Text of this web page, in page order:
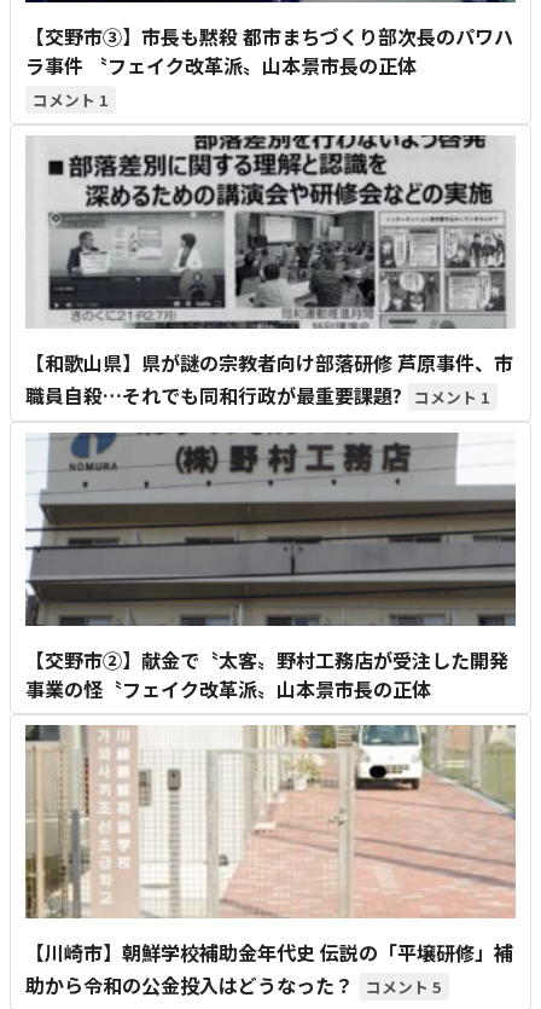
【交野市③】市長も黙殺 都市まちづくり部次長のパワハ
ラ事件 〝フェイク改革派〟山本景市長の正体
1
【和歌山県】県が謎の宗教者向け部落研修 芦原事件、市
職員自殺…それでも同和行政が最重要課題?
1
【交野市②】献金で〝太客〟野村工務店が受注した開発
事業の怪〝フェイク改革派〟山本景市長の正体
【川崎市】朝鮮学校補助金年代史 伝説の「平壌研修」補
助から令和の公金投入はどうなった？
5